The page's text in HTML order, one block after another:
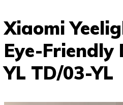
Xiaomi
Eye-Friendly
YL TD/03-YL